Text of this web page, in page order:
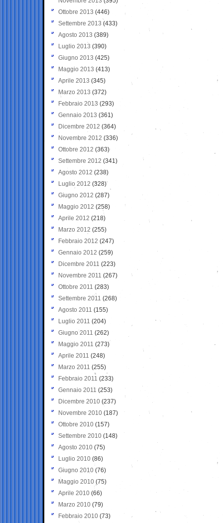
Ottobre 2013 (446)
Settembre 2013 (433)
Agosto 2013 (389)
Luglio 2013 (390)
Giugno 2013 (425)
Maggio 2013 (413)
Aprile 2013 (345)
Marzo 2013 (372)
Febbraio 2013 (293)
Gennaio 2013 (361)
Dicembre 2012 (364)
Novembre 2012 (336)
Ottobre 2012 (363)
Settembre 2012 (341)
Agosto 2012 (238)
Luglio 2012 (328)
Giugno 2012 (287)
Maggio 2012 (258)
Aprile 2012 (218)
Marzo 2012 (255)
Febbraio 2012 (247)
Gennaio 2012 (259)
Dicembre 2011 (223)
Novembre 2011 (267)
Ottobre 2011 (283)
Settembre 2011 (268)
Agosto 2011 (155)
Luglio 2011 (204)
Giugno 2011 (262)
Maggio 2011 (273)
Aprile 2011 (248)
Marzo 2011 (255)
Febbraio 2011 (233)
Gennaio 2011 (253)
Dicembre 2010 (237)
Novembre 2010 (187)
Ottobre 2010 (157)
Settembre 2010 (148)
Agosto 2010 (75)
Luglio 2010 (86)
Giugno 2010 (76)
Maggio 2010 (75)
Aprile 2010 (66)
Marzo 2010 (79)
Febbraio 2010 (73)